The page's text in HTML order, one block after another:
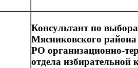
Консультант по
Мясниковского района
РО организационно-
отдела избирательной